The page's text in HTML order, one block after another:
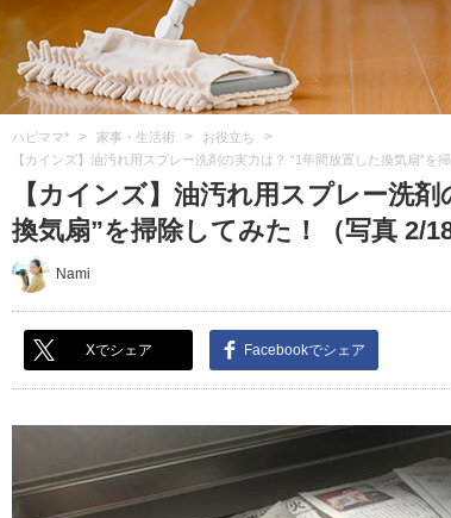
ハピママ* > 家事・生活術 > お役立ち >
【カインズ】油汚れ用スプレー洗剤の実力は？ “1年間放置した換気扇”を
【カインズ】油汚れ用スプレー洗
換気扇”を掃除してみた！（写真 2/18
Nami
Xでシェア Facebookでシェア